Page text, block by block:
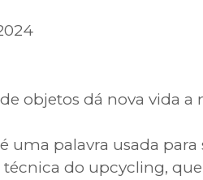
objetos dá nova vida
uma palavra usada
do upcycling,